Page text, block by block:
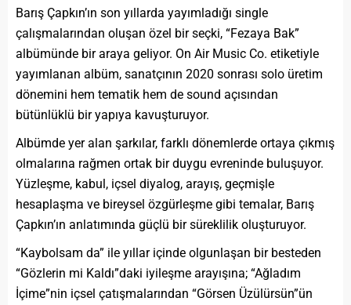
Barış Çapkın’ın son yıllarda yayımladığı single
çalışmalarından oluşan özel bir seçki, “Fezaya Bak”
albümünde bir araya geliyor. On Air Music Co. etiketiyle
yayımlanan albüm, sanatçının 2020 sonrası solo üretim
dönemini hem tematik hem de sound açısından
bütünlüklü bir yapıya kavuşturuyor.
Albümde yer alan şarkılar, farklı dönemlerde ortaya çıkmış
olmalarına rağmen ortak bir duygu evreninde buluşuyor.
Yüzleşme, kabul, içsel diyalog, arayış, geçmişle
hesaplaşma ve bireysel özgürleşme gibi temalar, Barış
Çapkın’ın anlatımında güçlü bir süreklilik oluşturuyor.
“Kaybolsam da” ile yıllar içinde olgunlaşan bir besteden
“Gözlerin mi Kaldı”daki iyileşme arayışına; “Ağladım
İçime”nin içsel çatışmalarından “Görsen Üzülürsün”ün